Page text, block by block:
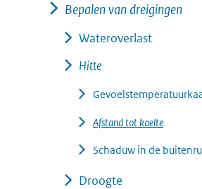
Bepalen van dreigingen
Wateroverlast
Hitte
Afstand tot koelte
Schaduw in de
Droogte